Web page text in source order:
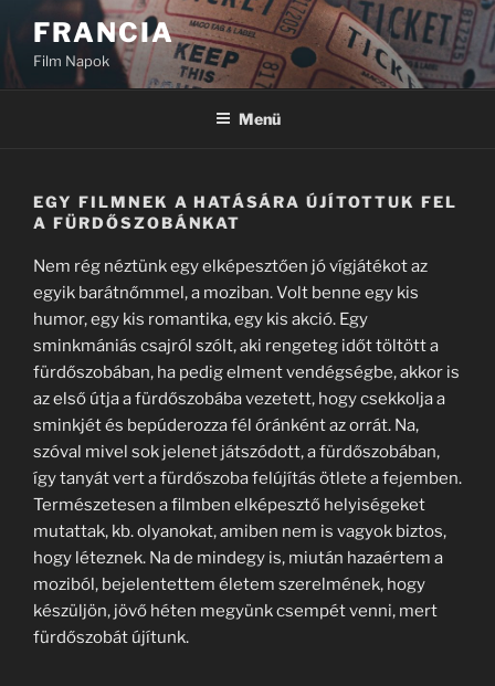
Tartalomhoz
FRANCIA
Film Napok
Menü
EGY FILMNEK A HATÁSÁRA ÚJÍTOTTUK FEL
A FÜRDŐSZOBÁNKAT
Nem rég néztünk egy elképesztően jó vígjátékot az
egyik barátnőmmel, a moziban. Volt benne egy kis
humor, egy kis romantika, egy kis akció. Egy
sminkmániás csajról szólt, aki rengeteg időt töltött a
fürdőszobában, ha pedig elment vendégségbe, akkor is
az első útja a fürdőszobába vezetett, hogy csekkolja a
sminkjét és bepúderozza fél óránként az orrát. Na,
szóval mivel sok jelenet játszódott, a fürdőszobában,
így tanyát vert a fürdőszoba felújítás ötlete a fejemben.
Természetesen a filmben elképesztő helyiségeket
mutattak, kb. olyanokat, amiben nem is vagyok biztos,
hogy léteznek. Na de mindegy is, miután hazaértem a
moziból, bejelentettem életem szerelmének, hogy
készüljön, jövő héten megyünk csempét venni, mert
fürdőszobát újítunk.